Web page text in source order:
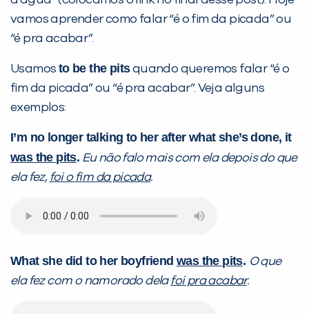
vamos aprender como falar “é o fim da picada” ou
“é pra acabar”.
Usamos to be the pitsquando queremos falar “é o
fim da picada” ou “é pra acabar”. Veja alguns
exemplos:
I’m no longer talking to her after what she’s done, it
was the pits. Eu não falo mais com ela depois do que
ela fez, foi o fim da picada.
What she did to her boyfriend wasthe pits. O que
ela fez com o namorado dela foi pra acabar.